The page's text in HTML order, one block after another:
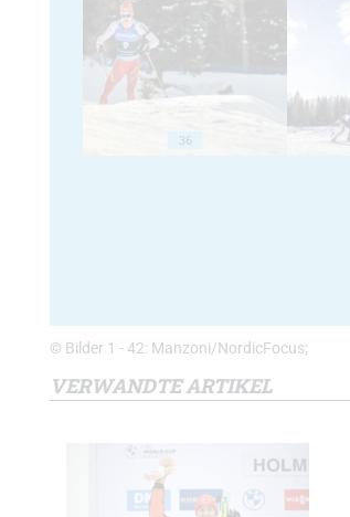
36
© Bilder 1 - 42: Manzoni/NordicFocus;
VERWANDTE ARTIKEL